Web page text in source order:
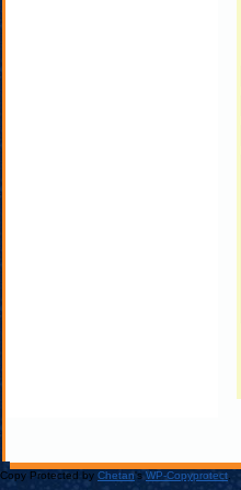
Copy Protected by Chetan's WP-Copyprotect